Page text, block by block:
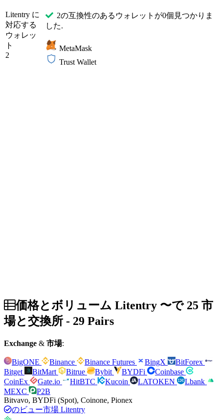
Litentry に
対応する
ウォレッ
ト
2
2の互換性のあるウォレットが0個見つかりま
した.
MetaMask
Trust Wallet
価格とボリューム Litentry 〜で 25 市
場と交換所 - 29 Pairs
Exchange & 市場:
BigONE Binance Binance Futures BingX
BitForex
Bitget
BitMart Bitrue Bybit BYDFi
Coinbase
CoinEx
Gate.io HitBTC Kucoin LATOKEN
Lbank
MEXC
P2B
Bitvavo, BYDFi (Spot), Coinone, Pionex
のビュー市場 Litentry